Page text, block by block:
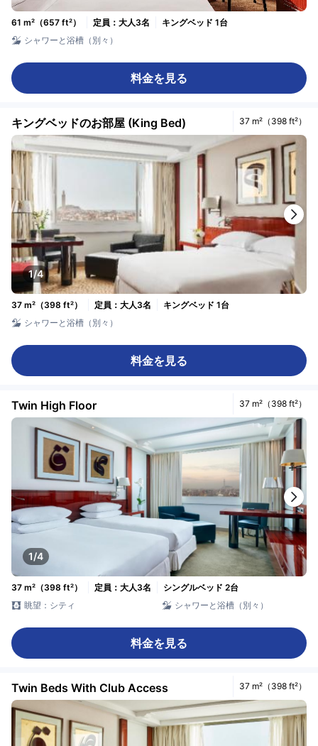
61 m²（657 ft²） 定員：大人3名
キングベッド 1台
シャワーと浴槽（別々）
料金を見る
キングベッドのお部屋 (King Bed) 37 m²（398 ft²）
1/4
37 m²（398 ft²） 定員：大人3名
キングベッド 1台
シャワーと浴槽（別々）
料金を見る
Twin High Floor 37 m²（398 ft²）
1/4
37 m²（398 ft²） 定員：大人3名
シングルベッド 2台
眺望：シティ
シャワーと浴槽（別々）
料金を見る
Twin Beds With Club Access 37 m²（398 ft²）